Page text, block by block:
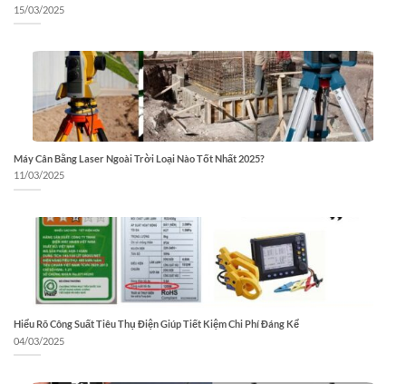
15/03/2025
Máy Cân Bằng Laser Ngoài Trời Loại Nào Tốt Nhất 2025?
11/03/2025
Hiểu Rõ Công Suất Tiêu Thụ Điện Giúp Tiết Kiệm Chi Phí Đáng Kể
04/03/2025